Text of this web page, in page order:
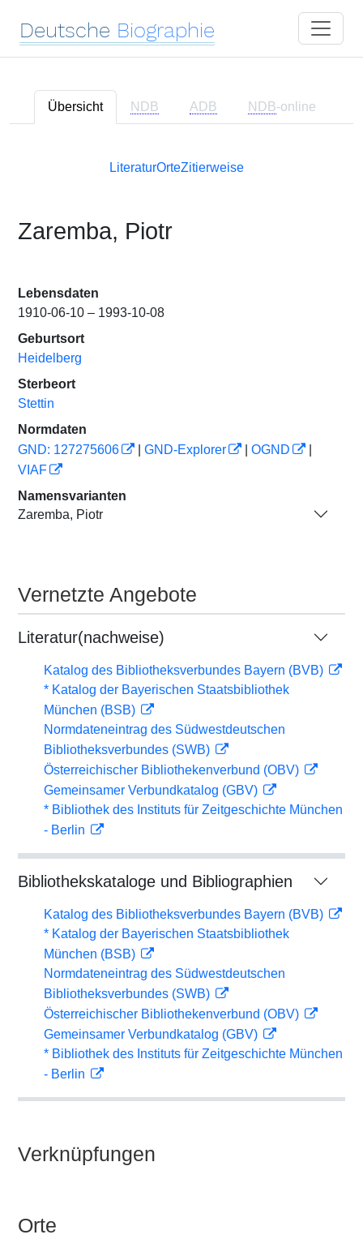
Deutsche Biographie
Übersicht NDB ADB NDB-online
LiteraturOrteZitierweise
Zaremba, Piotr
Lebensdaten
1910-06-10 – 1993-10-08
Geburtsort
Heidelberg
Sterbeort
Stettin
Normdaten
GND: 127275606
GND-Explorer OGND
VIAF
Namensvarianten
Zaremba, Piotr
Vernetzte Angebote
Literatur(nachweise)
Katalog des Bibliotheksverbundes Bayern (BVB)
* Katalog der Bayerischen Staatsbibliothek
München (BSB)
Normdateneintrag des Südwestdeutschen
Bibliotheksverbundes (SWB)
Österreichischer Bibliothekenverbund (OBV)
Gemeinsamer Verbundkatalog (GBV)
* Bibliothek des Instituts für Zeitgeschichte München
- Berlin
Bibliothekskataloge und Bibliographien
Katalog des Bibliotheksverbundes Bayern (BVB)
* Katalog der Bayerischen Staatsbibliothek
München (BSB)
Normdateneintrag des Südwestdeutschen
Bibliotheksverbundes (SWB)
Österreichischer Bibliothekenverbund (OBV)
Gemeinsamer Verbundkatalog (GBV)
* Bibliothek des Instituts für Zeitgeschichte München
- Berlin
Verknüpfungen
Orte